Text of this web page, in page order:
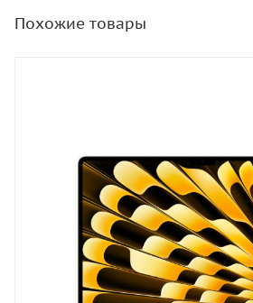
Похожие товары